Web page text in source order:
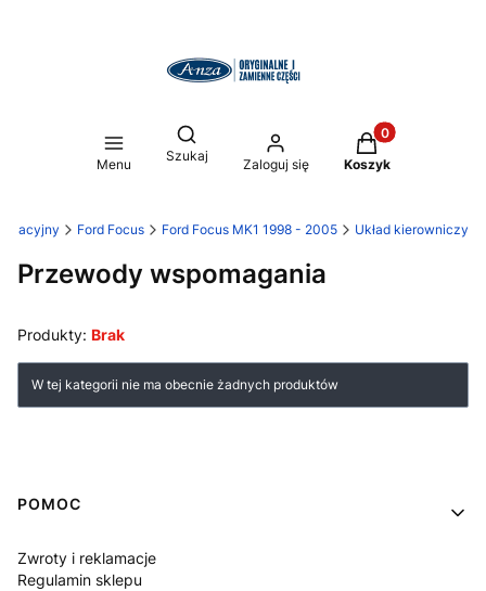
Menu
Otwórz wyszukiwarkę
Szukaj
Zaloguj się
Produkty w
Koszyk
Ford Focus Ford Focus MK1 1998 - 2005 Układ kierowniczy
Przewody wspomagania
Produkty: Brak
Lista produktów
W tej kategorii nie ma obecnie żadnych produktów
Linki w stopce
POMOC
Zwroty i reklamacje
Regulamin sklepu